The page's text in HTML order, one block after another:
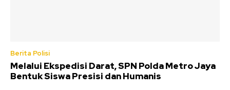
Berita Polisi
Melalui Ekspedisi Darat, SPN Polda Metro Jaya
Bentuk Siswa Presisi dan Humanis